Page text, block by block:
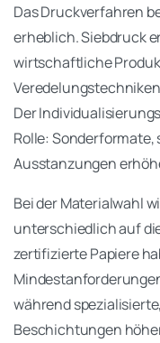
Das Druckverfahren
erheblich. Siebdruck
wirtschaftliche
Der
Rolle: Sonderformate,
Ausstanzungen
Bei der Materialwahl
unterschiedlich auf
zertifizierte Papiere
während
Beschichtungen